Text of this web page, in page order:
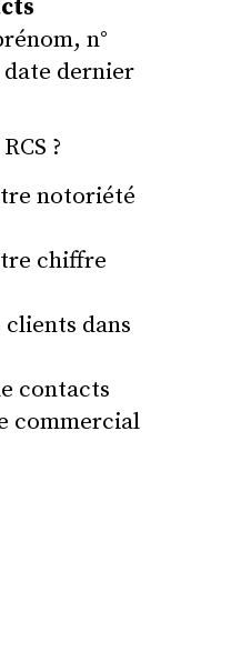
n°
dernier
?
notoriété
chiffre
dans
contacts
commercial